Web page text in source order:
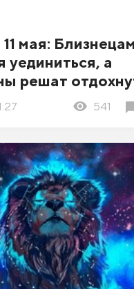
мая: Близнецам
уединиться, а
решат
541